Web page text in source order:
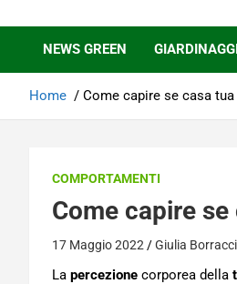
Ecoo.it
NEWS GREEN
Home Come capire se casa
COMPORTAMENTI
Come capire
17 Maggio 2022 Giulia
La percezione corporea della